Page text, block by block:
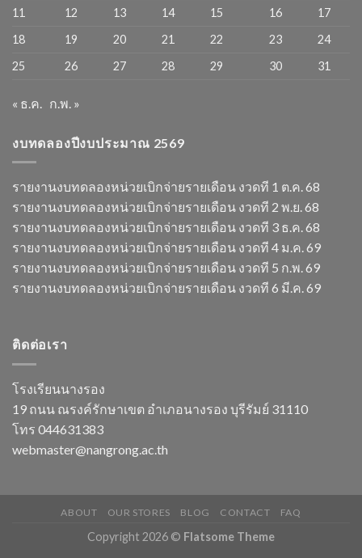
11
12 13 14 15 16
17
18
19 20 21 22 23
24
25
26 27 28 29 30 31
« ธ.ค. ก.พ. »
งบทดลองปีงบประมาณ 2569
รายงานงบทดลองหน่วยเบิกจ่ายรายเดือน งวดที 1 ต.ค. 68
รายงานงบทดลองหน่วยเบิกจ่ายรายเดือน งวดที 2 พ.ย. 68
รายงานงบทดลองหน่วยเบิกจ่ายรายเดือน งวดที 3 ธ.ค. 68
รายงานงบทดลองหน่วยเบิกจ่ายรายเดือน งวดที 4 ม.ค. 69
รายงานงบทดลองหน่วยเบิกจ่ายรายเดือน งวดที 5 ก.พ. 69
รายงานงบทดลองหน่วยเบิกจ่ายรายเดือน งวดที 6 มี.ค. 69
ติดต่อเรา
โรงเรียนนางรอง
19 ถนน ณรงค์รักษาเขต อำเภอนางรอง บุรีรัมย์ 31110
โทร 044631383
webmaster@nangrong.ac.th
ABOUT OUR STORES BLOG CONTACT FAQ
Copyright 2026 © Flatsome Theme